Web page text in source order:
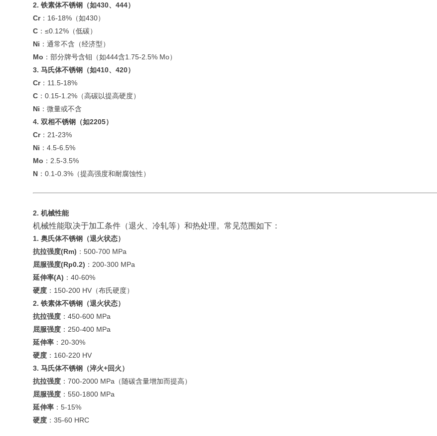
2. 铁素体不锈钢（如430、444）
Cr：16-18%（如430）
C：≤0.12%（低碳）
Ni ：通常不含（经济型）
Mo ：部分牌号含钼（如444含1.75-2.5% Mo）
3. 马氏体不锈钢（如410、420）
Cr：11.5-18%
C：0.15-1.2%（高碳以提高硬度）
Ni ：微量或不含
4. 双相不锈钢（如2205）
Cr：21-23%
Ni ：4.5-6.5%
Mo ：2.5-3.5%
N：0.1-0.3%（提高强度和耐腐蚀性）
2. 机械性能
机械性能取决于加工条件（退火、冷轧等）和热处理。常见范围如下：
1. 奥氏体不锈钢（退火状态）
抗拉强度(Rm) ：500-700 MPa
屈服强度(Rp0.2) ：200-300 MPa
延伸率(A) ：40-60%
硬度：150-200 HV（布氏硬度）
2. 铁素体不锈钢（退火状态）
抗拉强度：450-600 MPa
屈服强度：250-400 MPa
延伸率：20-30%
硬度：160-220 HV
3. 马氏体不锈钢（淬火+回火）
抗拉强度：700-2000 MPa（随碳含量增加而提高）
屈服强度：550-1800 MPa
延伸率：5-15%
硬度：35-60 HRC